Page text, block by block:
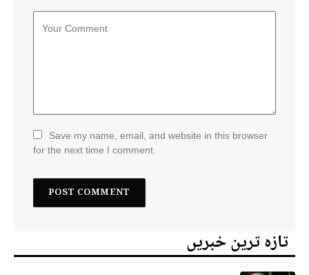
Save my name, email, and website in this browser
for the next time I comment.
تازہ ترین خبریں